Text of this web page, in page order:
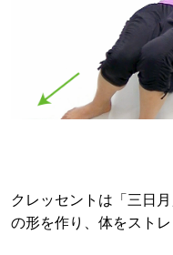
クレッセントは「三日
の形を作り、体をストレ